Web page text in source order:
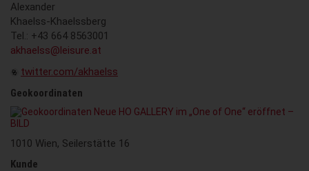
Alexander
Khaelss-Khaelssberg
Tel.: +43 664 8563001
akhaelss@leisure.at
twitter.com/akhaelss
Geokoordinaten
1010 Wien, Seilerstätte 16
Kunde